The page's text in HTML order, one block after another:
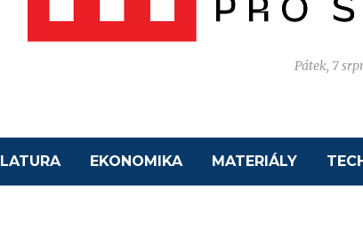
Pátek, 7
EKONOMIKA MATERIÁLY